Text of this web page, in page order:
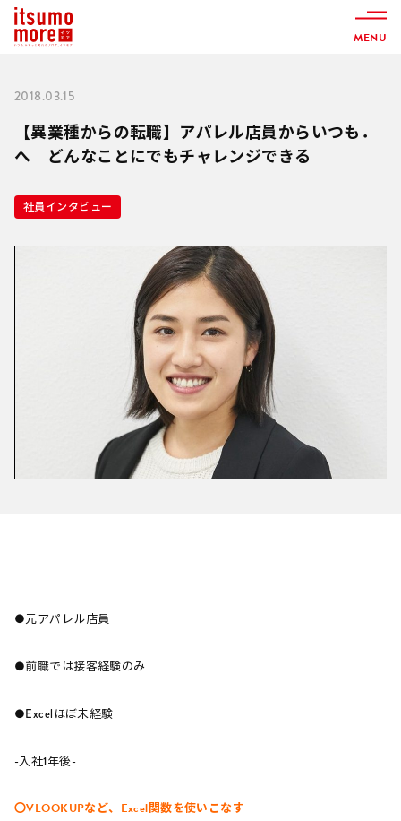
MENU
2018.03.15
【異業種からの転職】アパレル店員からいつも．
へ どんなことにでもチャレンジできる
社員インタビュー
●元アパレル店員
●前職では接客経験のみ
●Excelほぼ未経験
-入社1年後-
〇VLOOKUPなど、Excel関数を使いこなす